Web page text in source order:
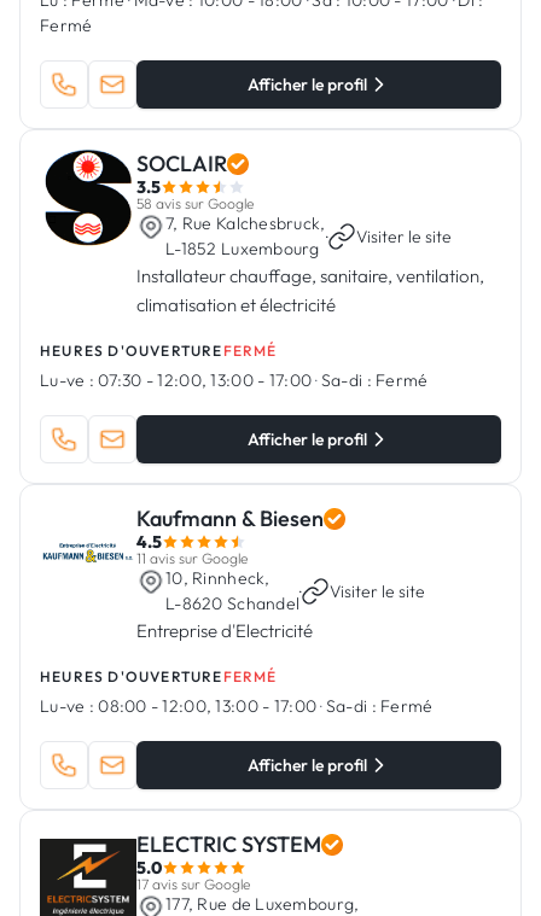
Fermé
Afficher le profil
SOCLAIR
3.5
58 avis sur Google
7, Rue Kalchesbruck,
L-1852 Luxembourg
· Visiter le site
Installateur chauffage, sanitaire, ventilation,
climatisation et électricité
HEURES D'OUVERTURE FERMÉ
Lu-ve : 07:30 - 12:00, 13:00 - 17:00·Sa-di : Fermé
Afficher le profil
Kaufmann & Biesen
4.5
11 avis sur Google
10, Rinnheck,
L-8620 Schandel
· Visiter le site
Entreprise d'Electricité
HEURES D'OUVERTURE FERMÉ
Lu-ve : 08:00 - 12:00, 13:00 - 17:00·Sa-di : Fermé
Afficher le profil
ELECTRIC SYSTEM
5.0
17 avis sur Google
177, Rue de Luxembourg,